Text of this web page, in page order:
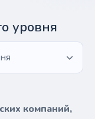
уровня
компаний,